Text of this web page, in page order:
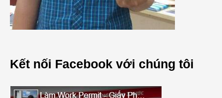
Kết nối Facebook với chúng tôi